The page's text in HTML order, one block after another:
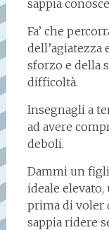
sappia
Fa’ che
dell’agiatezza
sforzo e della
difficoltà.
Insegnagli a
ad avere
deboli.
Dammi un
ideale
prima di voler
sappia ridere